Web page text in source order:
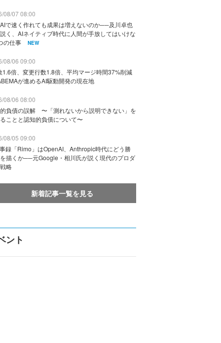
08/07 08:00
で速く作れても成果は増えないのか──及川卓也
く、AIネイティブ時代に人間が手放してはいけな
の仕事
NEW
08/06 09:00
1.6倍、変更行数1.8倍、平均マージ時間37%削減
が進めるAI駆動開発の現在地
08/06 08:00
負債の誤解 〜「測れないから説明できない」を
ことと認知的負債について〜
08/05 09:00
録「Rimo」はOpenAI、Anthropic時代にどう勝
描くか──元Google・相川氏が説く現代のプロダ
略
新着記事一覧を見る
ント